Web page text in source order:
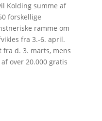
Kolding summe af
forskellige
ramme om
fra 3.-6. april.
fra d. 3. marts, mens
over 20.000 gratis